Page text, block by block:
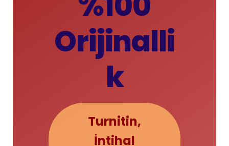
Orijinalli
k
Turnitin,
İntihal